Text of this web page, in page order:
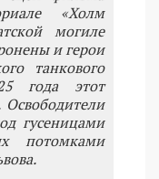
«Холм
могиле
и герои
танкового
года этот
гусеницами
потомками